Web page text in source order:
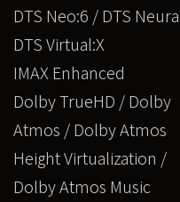
DTS Neo:6 / DTS
DTS Virtual:X
IMAX Enhanced
Dolby TrueHD / Dolby
Atmos / Dolby Atmos
Height Virtualization /
Dolby Atmos Music